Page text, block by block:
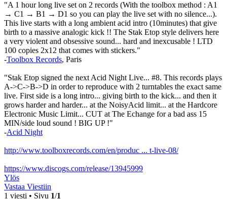
"A 1 hour long live set on 2 records (With the toolbox method : A1
→ C1 → B1 → D1 so you can play the live set with no silence...).
This live starts with a long ambient acid intro (10minutes) that give
birth to a massive analogic kick !! The Stak Etop style delivers here
a very violent and obsessive sound... hard and inexcusable ! LTD
100 copies 2x12 that comes with stickers."
-Toolbox Records, Paris
"Stak Etop signed the next Acid Night Live... #8. This records plays
A->C->B->D in order to reproduce with 2 turntables the exact same
live. First side is a long intro... giving birth to the kick... and then it
grows harder and harder... at the NoisyAcid limit... at the Hardcore
Electronic Music Limit... CUT at The Echange for a bad ass 15
MIN/side loud sound ! BIG UP !"
-Acid Night
http://www.toolboxrecords.com/en/produc ... t-live-08/
https://www.discogs.com/release/13945999
Ylös
Vastaa Viestiin
1 viesti • Sivu 1/1